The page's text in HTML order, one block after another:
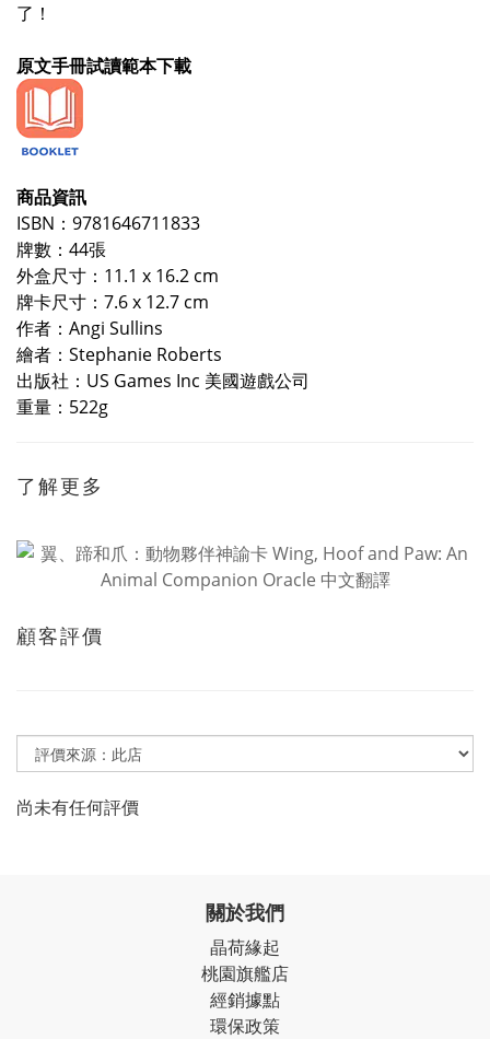
了！
原文手冊試讀範本下載
商品資訊
ISBN：9781646711833
牌數：44張
外盒尺寸：11.1 x 16.2 cm
牌卡尺寸：7.6 x 12.7 cm
作者：Angi Sullins
繪者：Stephanie Roberts
出版社：US Games Inc 美國遊戲公司
重量：522g
了解更多
顧客評價
尚未有任何評價
關於我們
晶荷緣起
桃園旗艦店
經銷據點
環保政策